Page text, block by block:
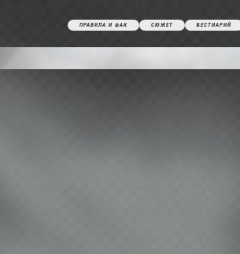
ПРАВИЛА И ФАК СЮЖЕТ БЕСТИАРИЙ